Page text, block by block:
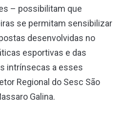
– possibilitam que
se permitam sensibilizar
desenvolvidas no
esportivas e das
intrínsecas a esses
Regional do Sesc São
Galina.